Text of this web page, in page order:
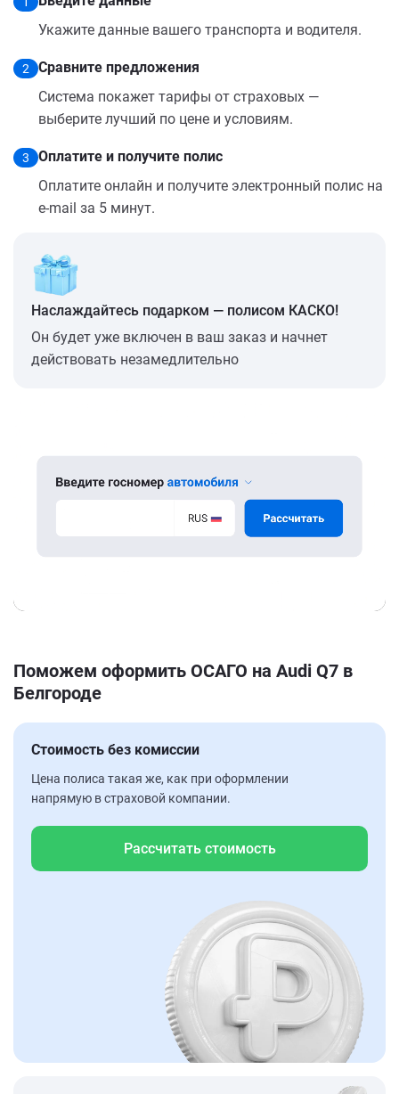
Укажите данные вашего транспорта и водителя.
2
Сравните предложения
Система покажет тарифы от страховых —
выберите лучший по цене и условиям.
3
Оплатите и получите полис
Оплатите онлайн и получите электронный полис на
e-mail за 5 минут.
Наслаждайтесь подарком — полисом КАСКО!
Он будет уже включен в ваш заказ и начнет
действовать незамедлительно
Поможем оформить ОСАГО на Audi Q7 в
Белгороде
Стоимость без комиссии
Цена полиса такая же, как при оформлении
напрямую в страховой компании.
Рассчитать стоимость